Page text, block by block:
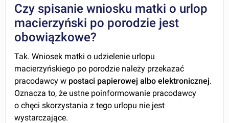
Czy spisanie wniosku matki o urlop
macierzyński po porodzie jest
obowiązkowe?
Tak. Wniosek matki o udzielenie urlopu
macierzyńskiego po porodzie należy przekazać
pracodawcy w postaci papierowej albo elektronicznej.
Oznacza to, że ustne poinformowanie pracodawcy
o chęci skorzystania z tego urlopu nie jest
wystarczające.